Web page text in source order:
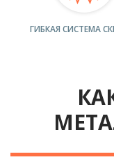
ГИБКАЯ СИСТЕМА